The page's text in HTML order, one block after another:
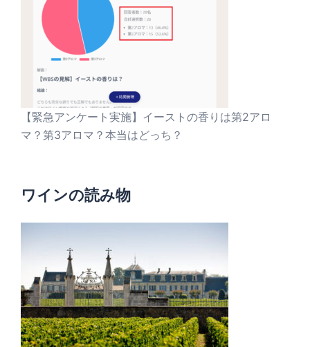
【緊急アンケート実施】イーストの香りは第2アロ
マ？第3アロマ？本当はどっち？
ワインの読み物